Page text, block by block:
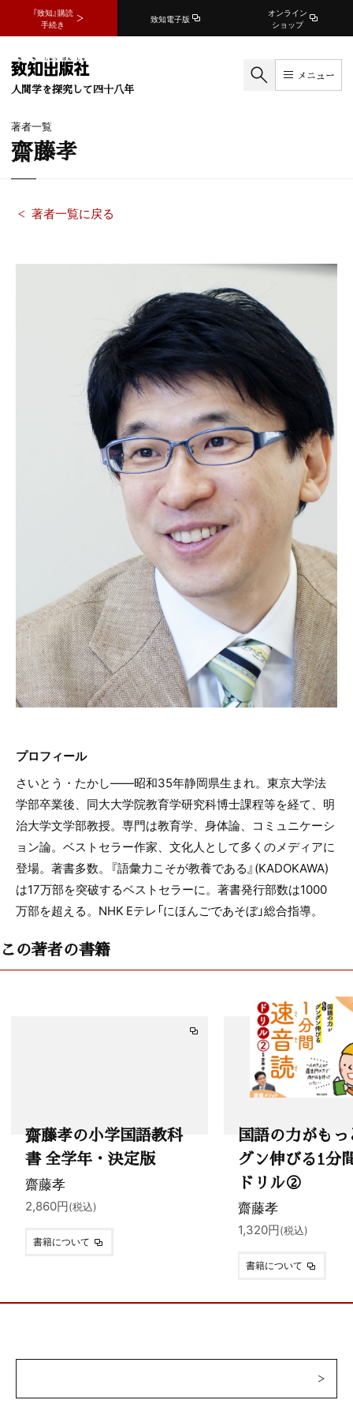
『致知』購読
手続き
致知電子版
オンライン
ショップ
人間学を探究して四十八年
メニュー
著者一覧
齋藤孝
著者一覧に戻る
プロフィール
さいとう・たかし――昭和35年静岡県生まれ。東京大学法
学部卒業後、同大大学院教育学研究科博士課程等を経て、明
治大学文学部教授。専門は教育学、身体論、コミュニケーシ
ョン論。ベストセラー作家、文化人として多くのメディアに
登場。著書多数。『語彙力こそが教養である』(KADOKAWA)
は17万部を突破するベストセラーに。著書発行部数は1000
万部を超える。NHK Eテレ「にほんごであそぼ」総合指導。
この著者の書籍
齋藤孝の小学国語教科
書 全学年・決定版
齋藤孝
2,860円(税込)
書籍について
国語の力がも
グン伸びる1分
ドリル②
齋藤孝
1,320円(税込)
書籍について